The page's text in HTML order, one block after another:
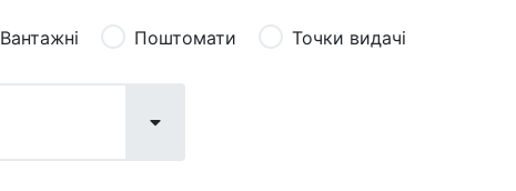
Вантажні Поштомати Точки видачі